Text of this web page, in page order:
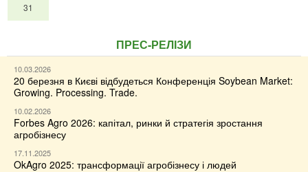
31
ПРЕС-РЕЛІЗИ
10.03.2026
20 березня в Києві відбудеться Конференція Soybean Market:
Growing. Processing. Trade.
10.02.2026
Forbes Agro 2026: капітал, ринки й стратегія зростання
агробізнесу
17.11.2025
OkAgro 2025: трансформації агробізнесу і людей